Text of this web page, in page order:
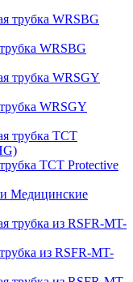
WRSBG
WRSGY
TCT Protective
Медицинские
из RSFR-MT-